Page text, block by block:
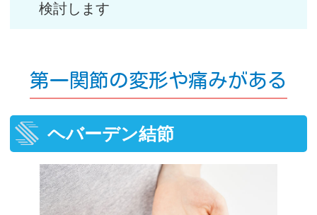
検討します
第一関節の変形や痛みがある
ヘバーデン結節